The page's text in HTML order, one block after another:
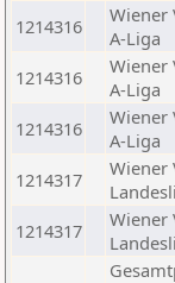
1214316
Wiener
A-Liga
1214316
Wiener
A-Liga
1214316
Wiener
A-Liga
1214317
Wiener
1214317
Wiener